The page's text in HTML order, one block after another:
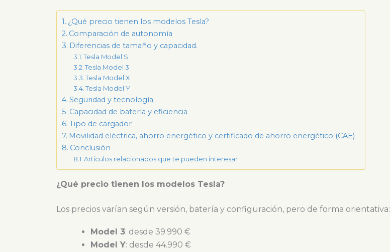
¿Qué precio tienen los modelos Tesla?
Comparación de autonomía
Diferencias de tamaño y capacidad.
Tesla Model S
Tesla Model 3
Tesla Model X
Tesla Model Y
Seguridad y tecnología
Capacidad de batería y eficiencia
Tipo de cargador
Movilidad eléctrica, ahorro energético y certificado de ahorro energético (CAE)
Conclusión
Artículos relacionados que te pueden interesar
¿Qué precio tienen los modelos Tesla?
Los precios varían según versión, batería y configuración, pero de forma orientativa:
Model 3: desde 39.990 €
Model Y: desde 44.990 €